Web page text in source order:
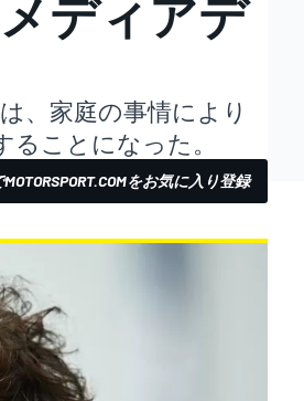
ディアデ
、家庭の事情により
ることになった。
MOTORSPORT.COMをお気に入り登録